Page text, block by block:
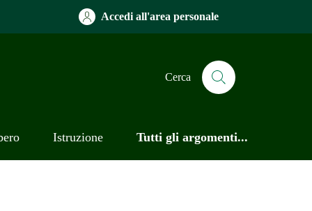
Accedi all'area personale
Cerca
Istruzione Tutti gli argomenti...